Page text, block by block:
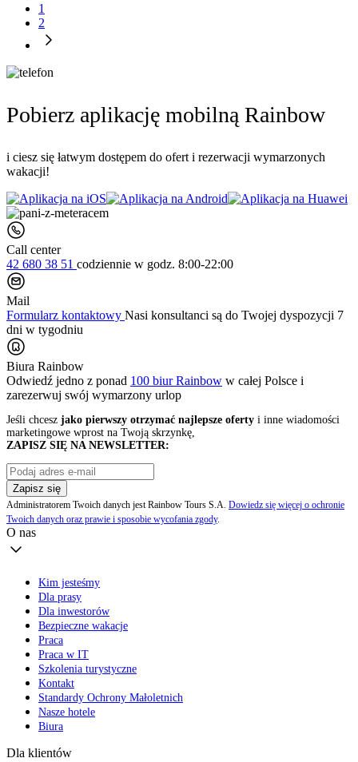
1
2
Pobierz aplikację mobilną Rainbow
i ciesz się łatwym dostępem do ofert i rezerwacji wymarzonych
wakacji!
Call center
42 680 38 51 codziennie w godz. 8:00-22:00
Mail
Formularz kontaktowy Nasi konsultanci są do Twojej dyspozycji 7
dni w tygodniu
Biura Rainbow
Odwiedź jedno z ponad 100 biur Rainbow w całej Polsce i
zarezerwuj swój wymarzony urlop
Jeśli chcesz jako pierwszy otrzymać najlepsze oferty i inne wiadomości
marketingowe wprost na Twoją skrzynkę,
ZAPISZ SIĘ NA NEWSLETTER:
Zapisz się
Administratorem Twoich danych jest Rainbow Tours S.A. Dowiedz się więcej o ochronie
Twoich danych oraz prawie i sposobie wycofania zgody.
O nas
Kim jesteśmy
Dla prasy
Dla inwestorów
Bezpieczne wakacje
Praca
Praca w IT
Szkolenia turystyczne
Kontakt
Standardy Ochrony Małoletnich
Nasze hotele
Biura
Dla klientów